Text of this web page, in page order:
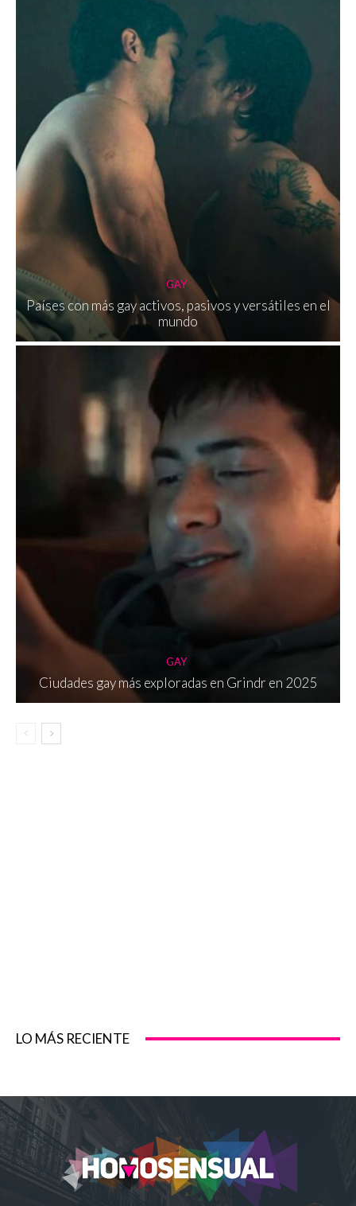
GAY
Países con más gay activos, pasivos y versátiles en el
mundo
GAY
Ciudades gay más exploradas en Grindr en 2025
LO MÁS RECIENTE